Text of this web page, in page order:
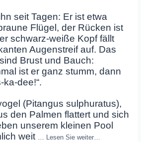
seit Tagen: Er ist etwa
Flügel, der Rücken ist
schwarz‑weiße Kopf fällt
Augenstreif auf. Das
Brust und Bauch:
ist er ganz stumm, dann
(Pitangus sulphuratus),
den Palmen flattert und sich
unserem kleinen Pool
weit
Lesen Sie weiter…